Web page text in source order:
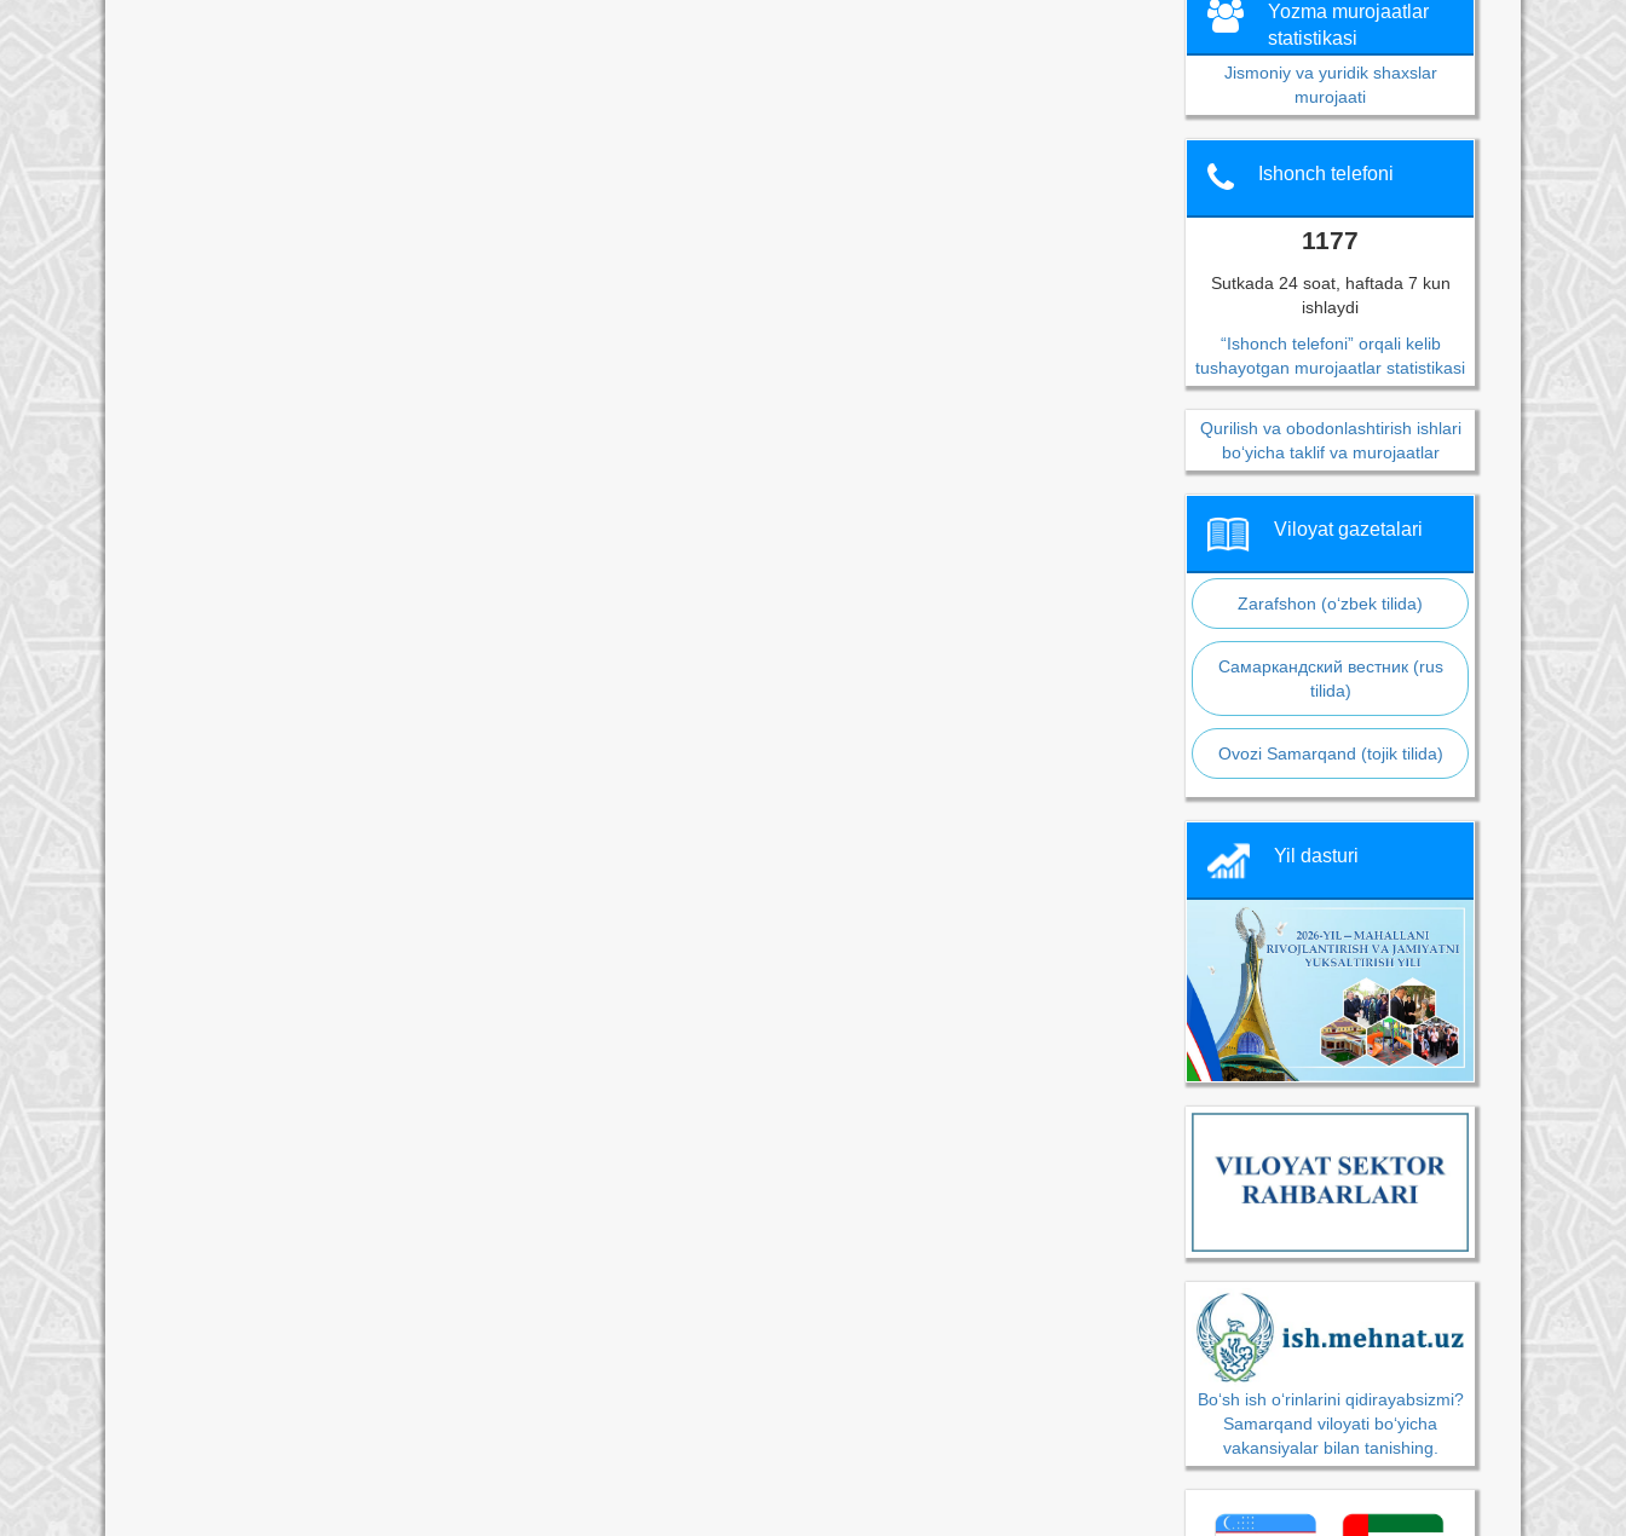
Yozma murojaatlar
statistikasi
Jismoniy va yuridik shaxslar
murojaati
Ishonch telefoni
1177
Sutkada 24 soat, haftada 7 kun
ishlaydi
“Ishonch telefoni” orqali kelib
tushayotgan murojaatlar statistikasi
Qurilish va obodonlashtirish ishlari
bo‘yicha taklif va murojaatlar
Viloyat gazetalari
Zarafshon (o‘zbek tilida)
Самаркандский вестник (rus
tilida)
Ovozi Samarqand (tojik tilida)
Yil dasturi
Bo‘sh ish o‘rinlarini qidirayabsizmi?
Samarqand viloyati bo‘yicha
vakansiyalar bilan tanishing.